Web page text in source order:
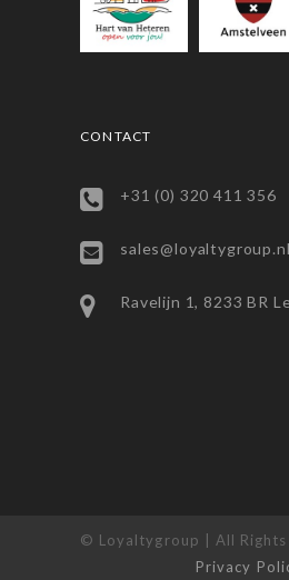
CONTACT
+31 (0) 320 411 356
sales@loyaltygroup.nl
Ravelijn 1, 8233 BR
© Loyaltygroup | All Rights
Privacy